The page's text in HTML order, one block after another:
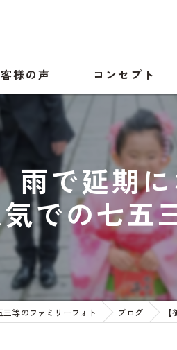
様の声 コンセプト
雨で延期
での七五
等のファミリーフォト ブログ